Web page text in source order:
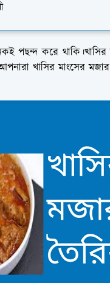
পছন্দ করে
খাসির মাংসের মজার